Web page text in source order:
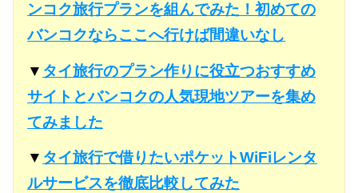
ンコク旅行プランを組んでみた！初めての
バンコクならここへ行けば間違いなし
▼ タイ旅行のプラン作りに役立つおすすめ
サイトとバンコクの人気現地ツアーを集め
てみました
▼ タイ旅行で借りたいポケットWiFiレンタ
ルサービスを徹底比較してみた